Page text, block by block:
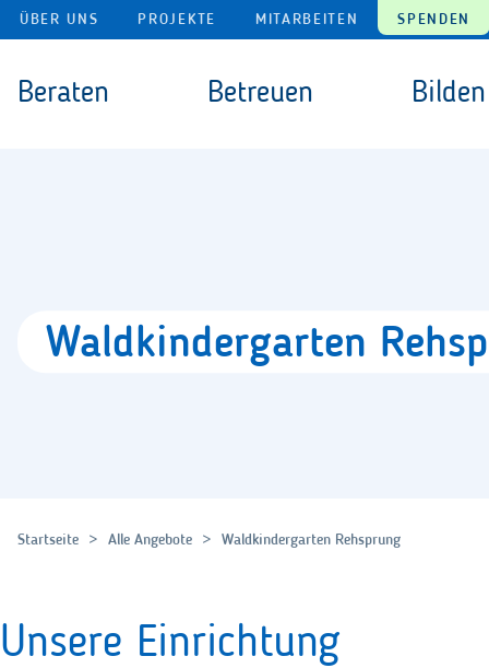
Navigation überspringen
ÜBER UNS PROJEKTE MITARBEITEN SPENDEN
Beraten Betreuen Bilden
Waldkindergarten
Startseite Alle Angebote Waldkindergarten Rehsprung
Unsere Einrichtung